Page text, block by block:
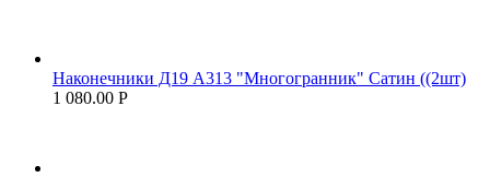
Наконечники Д19 А313 "Многогранник" Сатин ((2шт)
1 080.00 Р